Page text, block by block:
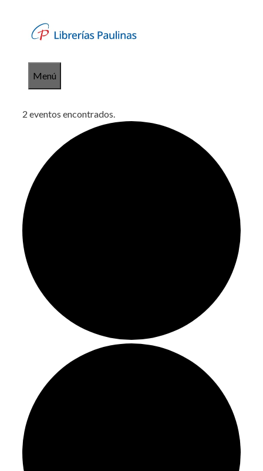
contenido
Menú
2 eventos encontrados.